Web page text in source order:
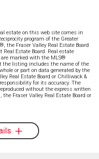
estate on this web site comes in
program of the Greater
the Fraser Valley Real Estate Board
Estate Board. Real estate
marked with the MLS®
the listing includes the name of the
or part on data generated by the
Real Estate Board or Chilliwack &
for its accuracy. The
without the express written
Fraser Valley Real Estate Board or